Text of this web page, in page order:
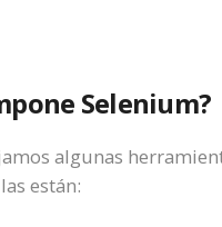
Selenium?
algunas
están: